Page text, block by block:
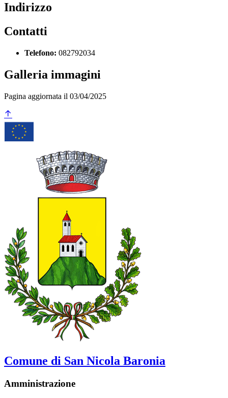
Indirizzo
Contatti
Telefono: 082792034
Galleria immagini
Pagina aggiornata il 03/04/2025
Comune di San Nicola Baronia
Amministrazione